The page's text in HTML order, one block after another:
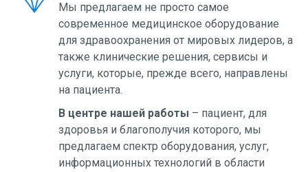
Мы предлагаем не просто самое
современное медицинское оборудование
для здравоохранения от мировых лидеров, а
также клинические решения, сервисы и
услуги, которые, прежде всего, направлены
на пациента.
В центре нашей работы – пациент, для
здоровья и благополучия которого, мы
предлагаем спектр оборудования, услуг,
информационных технологий в области